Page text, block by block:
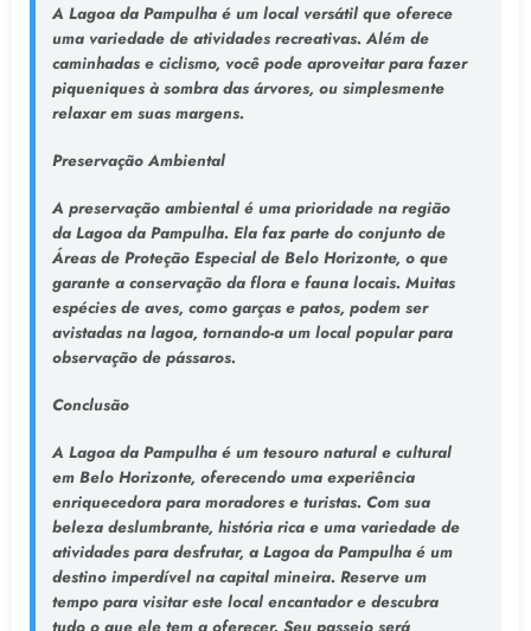
A Lagoa da Pampulha é um local versátil que oferece
uma variedade de atividades recreativas. Além de
caminhadas e ciclismo, você pode aproveitar para fazer
piqueniques à sombra das árvores, ou simplesmente
relaxar em suas margens.
Preservação Ambiental
A preservação ambiental é uma prioridade na região
da Lagoa da Pampulha. Ela faz parte do conjunto de
Áreas de Proteção Especial de Belo Horizonte, o que
garante a conservação da flora e fauna locais. Muitas
espécies de aves, como garças e patos, podem ser
avistadas na lagoa, tornando-a um local popular para
observação de pássaros.
Conclusão
A Lagoa da Pampulha é um tesouro natural e cultural
em Belo Horizonte, oferecendo uma experiência
enriquecedora para moradores e turistas. Com sua
beleza deslumbrante, história rica e uma variedade de
atividades para desfrutar, a Lagoa da Pampulha é um
destino imperdível na capital mineira. Reserve um
tempo para visitar este local encantador e descubra